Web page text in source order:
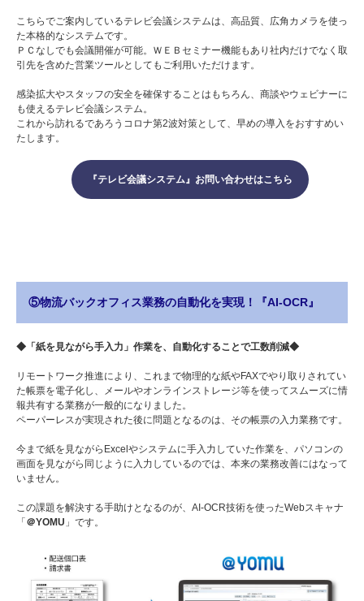
こちらでご案内しているテレビ会議システムは、高品質、広角カメラを使っ
た本格的なシステムです。
ＰＣなしでも会議開催が可能。ＷＥＢセミナー機能もあり社内だけでなく取
引先を含めた営業ツールとしてもご利用いただけます。
感染拡大やスタッフの安全を確保することはもちろん、商談やウェビナーに
も使えるテレビ会議システム。
これから訪れるであろうコロナ第2波対策として、早めの導入をおすすめい
たします。
『テレビ会議システム』お問い合わせはこちら
⑤物流バックオフィス業務の自動化を実現！『AI-OCR』
◆「紙を見ながら手入力」作業を、自動化することで工数削減◆
リモートワーク推進により、これまで物理的な紙やFAXでやり取りされてい
た帳票を電子化し、メールやオンラインストレージ等を使ってスムーズに情
報共有する業務が一般的になりました。
ペーパーレスが実現された後に問題となるのは、その帳票の入力業務です。
今まで紙を見ながらExcelやシステムに手入力していた作業を、パソコンの
画面を見ながら同じように入力しているのでは、本来の業務改善にはなって
いません。
この課題を解決する手助けとなるのが、AI-OCR技術を使ったWebスキャナ
「＠YOMU 」です。